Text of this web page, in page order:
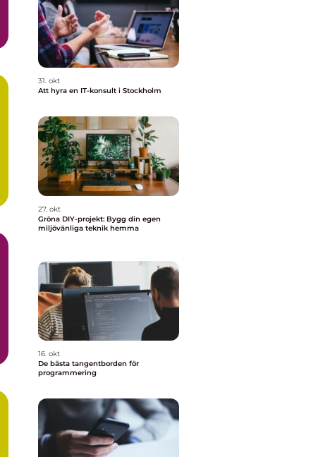
31. okt
Att hyra en IT-konsult i Stockholm
27. okt
Gröna DIY-projekt: Bygg din egen
miljövänliga teknik hemma
16. okt
De bästa tangentborden för
programmering